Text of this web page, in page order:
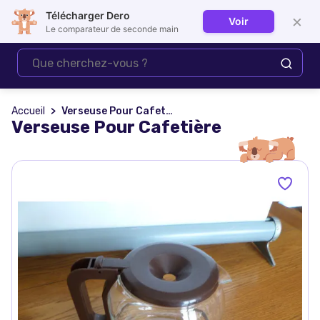
Se connecter
Accueil Verseuse Pour Cafetière
Verseuse Pour Cafetière
Télécharger Dero
Le comparateur de seconde main
Voir ×